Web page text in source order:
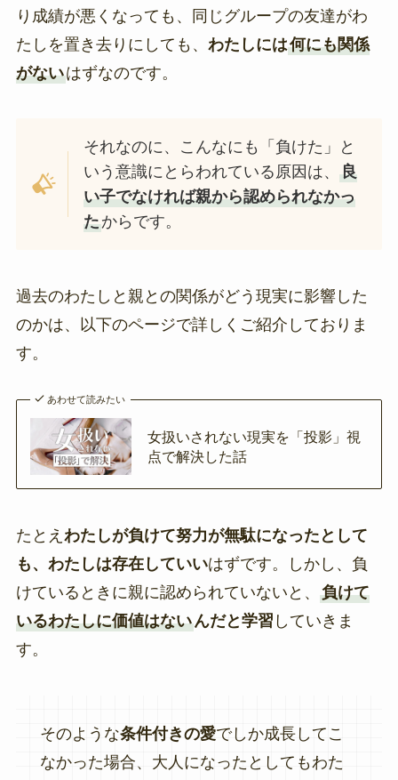
り成績が悪くなっても、同じグループの友達がわ
たしを置き去りにしても、 わたしには何にも関係
がないはずなのです。
それなのに、こんなにも「負けた」と
いう意識にとらわれている原因は、良
い子でなければ親から認められなかっ
たからです。
過去のわたしと親との関係がどう現実に影響した
のかは、以下のページで詳しくご紹介しておりま
す。
あわせて読みたい
女扱いされない現実を「投影」視
点で解決した話
たとえ わたしが負けて努力が無駄になったとして
も、わたしは存在していいはずです。しかし、負
けているときに親に認められていないと、 負けて
いるわたしに価値はないんだと学習 していきま
す。
そのような条件付きの愛でしか成長してこ
なかった場合、大人になったとしてもわた